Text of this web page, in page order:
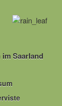
Saarland